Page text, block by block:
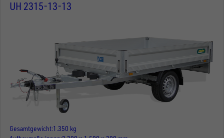
UH 2315-13-13
Gesamtgewicht 1.350 kg